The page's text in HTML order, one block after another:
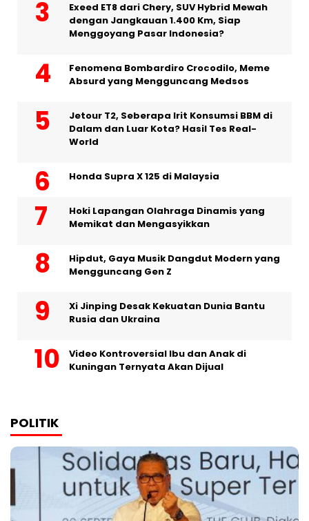
Exeed ET8 dari Chery, SUV Hybrid Mewah
dengan Jangkauan 1.400 Km, Siap
Menggoyang Pasar Indonesia?
Fenomena Bombardiro Crocodilo, Meme
Absurd yang Mengguncang Medsos
Jetour T2, Seberapa Irit Konsumsi BBM di
Dalam dan Luar Kota? Hasil Tes Real-
World
Honda Supra X 125 di Malaysia
Hoki Lapangan Olahraga Dinamis yang
Memikat dan Mengasyikkan
Hipdut, Gaya Musik Dangdut Modern yang
Mengguncang Gen Z
Xi Jinping Desak Kekuatan Dunia Bantu
Rusia dan Ukraina
Video Kontroversial Ibu dan Anak di
Kuningan Ternyata Akan Dijual
POLITIK